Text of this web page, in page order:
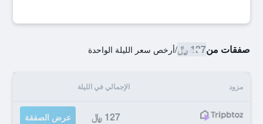
صفقات من127 ﷼ /أرخص سعر الليلة الواحدة
مزود الإجمالي في الليلة
127 ﷼ عرض الصفقة